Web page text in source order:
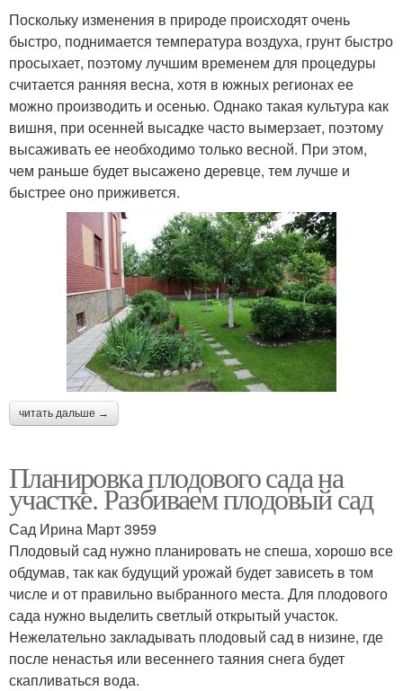
Поскольку изменения в природе происходят очень
быстро, поднимается температура воздуха, грунт быстро
просыхает, поэтому лучшим временем для процедуры
считается ранняя весна, хотя в южных регионах ее
можно производить и осенью. Однако такая культура как
вишня, при осенней высадке часто вымерзает, поэтому
высаживать ее необходимо только весной. При этом,
чем раньше будет высажено деревце, тем лучше и
быстрее оно приживется.
читать дальше →
Планировка плодового сада на
участке. Разбиваем плодовый сад
Сад Ирина Март 3959
Плодовый сад нужно планировать не спеша, хорошо все
обдумав, так как будущий урожай будет зависеть в том
числе и от правильно выбранного места. Для плодового
сада нужно выделить светлый открытый участок.
Нежелательно закладывать плодовый сад в низине, где
после ненастья или весеннего таяния снега будет
скапливаться вода.